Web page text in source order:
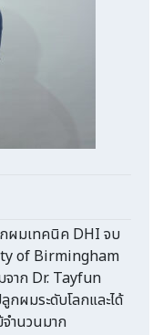
ผมเทคนิค DHI จบ
of Birmingham
าก Dr. Tayfun
กผมระดับโลกและได้
จำนวนมาก